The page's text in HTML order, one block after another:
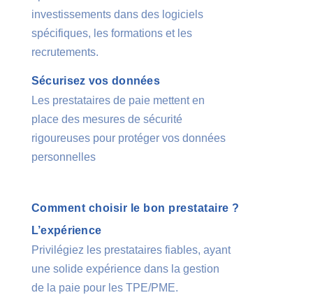
investissements dans des logiciels
spécifiques, les formations et les
recrutements.
Sécurisez vos données
Les prestataires de paie mettent en
place des mesures de sécurité
rigoureuses pour protéger vos données
personnelles
Comment choisir le bon prestataire ?
L’expérience
Privilégiez les prestataires fiables, ayant
une solide expérience dans la gestion
de la paie pour les TPE/PME.